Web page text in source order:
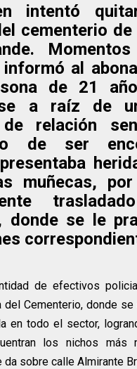
intentó
cementerio
informó al
de 21
a raíz de
relación
de ser
muñecas,
donde se le
de efectivos
del Cementerio, donde
en todo el sector,
los nichos más
sobre calle Almirante